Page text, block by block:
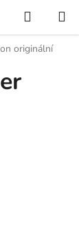
Hledat
KOŠÍK
originální